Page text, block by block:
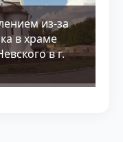
из-за
в храме
в г.